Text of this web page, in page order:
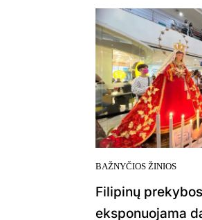
BAŽNYČIOS ŽINIOS
Filipinų
eksponuojama